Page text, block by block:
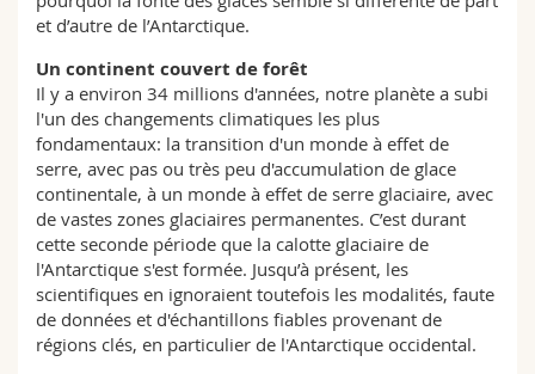
et d’autre de l’Antarctique.
Un continent couvert de forêt
Il y a environ 34 millions d'années, notre planète a subi
l'un des changements climatiques les plus
fondamentaux: la transition d'un monde à effet de
serre, avec pas ou très peu d'accumulation de glace
continentale, à un monde à effet de serre glaciaire, avec
de vastes zones glaciaires permanentes. C’est durant
cette seconde période que la calotte glaciaire de
l'Antarctique s'est formée. Jusqu’à présent, les
scientifiques en ignoraient toutefois les modalités, faute
de données et d'échantillons fiables provenant de
régions clés, en particulier de l'Antarctique occidental.